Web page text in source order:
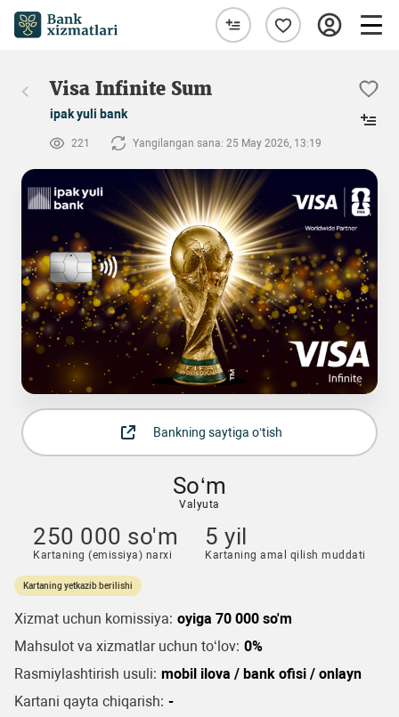
Visa Infinite Sum
ipak yuli bank
221 Yangilangan sana: 25 May 2026, 13:19
Bankning saytiga o‘tish
So‘m
Valyuta
250 000 so'm
Kartaning (emissiya) narxi
5 yil
Kartaning amal qilish muddati
Kartaning yetkazib berilishi
Xizmat uchun komissiya: oyiga 70 000 so'm
Mahsulot va xizmatlar uchun to‘lov: 0%
Rasmiylashtirish usuli: mobil ilova / bank ofisi / onlayn
Kartani qayta chiqarish: -